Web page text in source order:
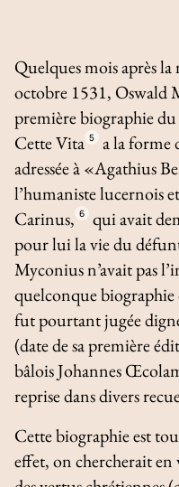
Quelques mois après
octobre 1531, Oswald
première biographie
CetteVita 5
a la forme
adressée à «Agathius
l’humaniste lucernois
Carinus, 6
qui avait
pour lui la vie du
Myconius n’avait pas
quelconque
fut pourtant jugée
(date de sa première
bâlois Johannes
reprise dans divers
Cette biographie est
effet, on chercherait en